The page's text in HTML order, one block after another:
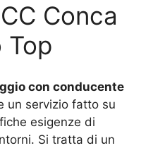
Conca
Top
con conducente
un servizio fatto su
esigenze di
Si tratta di un